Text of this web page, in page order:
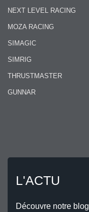
NEXT LEVEL RACING
MOZA RACING
SIMAGIC
SIMRIG
THRUSTMASTER
GUNNAR
L'ACTU
Découvre notre blog